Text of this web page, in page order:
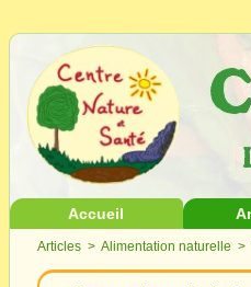
Accueil
Articles > Alimentation naturelle >